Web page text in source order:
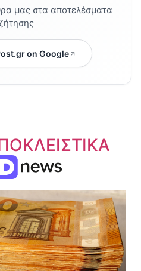
μας στα αποτελέσματα
on Google